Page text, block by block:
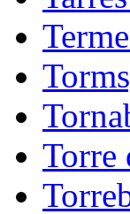
Torre